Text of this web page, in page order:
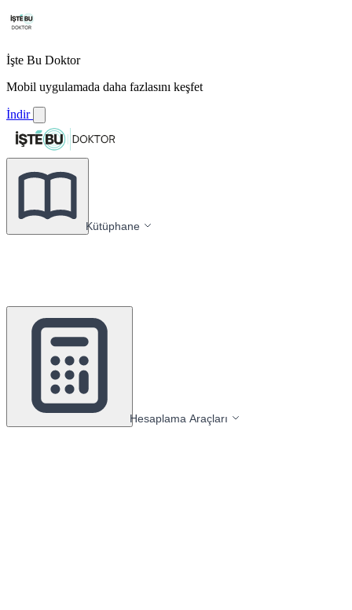
İşte Bu Doktor
Mobil uygulamada daha fazlasını keşfet
İndir
Kütüphane
Hesaplama Araçları